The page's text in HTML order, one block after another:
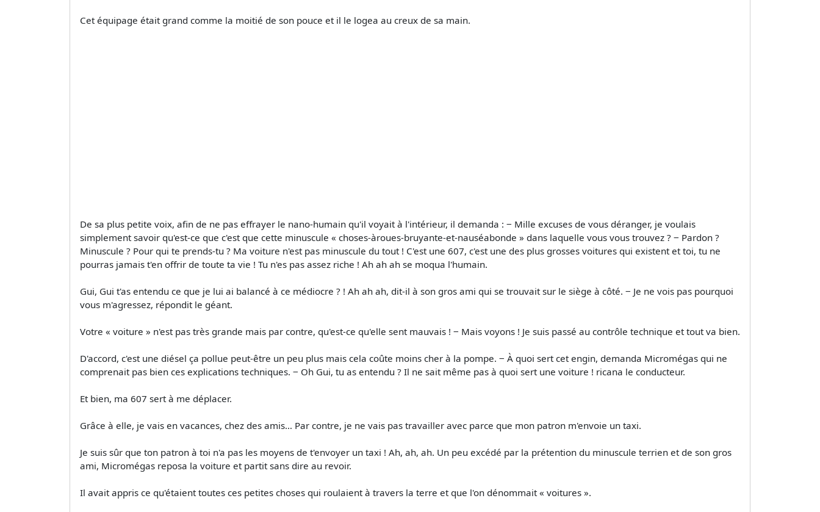
Cet équipage était grand comme la moitié de son pouce et il le logea au creux de sa main.
De sa plus petite voix, afin de ne pas effrayer le nano-humain qu'il voyait à l'intérieur, il demanda : ‒ Mille excuses de vous déranger, je voulais
simplement savoir qu'est-ce que c'est que cette minuscule « choses-àroues-bruyante-et-nauséabonde » dans laquelle vous vous trouvez ? ‒ Pardon ?
Minuscule ? Pour qui te prends-tu ? Ma voiture n'est pas minuscule du tout ! C'est une 607, c'est une des plus grosses voitures qui existent et toi, tu ne
pourras jamais t'en offrir de toute ta vie ! Tu n'es pas assez riche ! Ah ah ah se moqua l'humain.
Gui, Gui t'as entendu ce que je lui ai balancé à ce médiocre ? ! Ah ah ah, dit-il à son gros ami qui se trouvait sur le siège à côté. ‒ Je ne vois pas pourquoi
vous m'agressez, répondit le géant.
Votre « voiture » n'est pas très grande mais par contre, qu'est-ce qu'elle sent mauvais ! ‒ Mais voyons ! Je suis passé au contrôle technique et tout va bien.
D'accord, c'est une diésel ça pollue peut-être un peu plus mais cela coûte moins cher à la pompe. ‒ À quoi sert cet engin, demanda Micromégas qui ne
comprenait pas bien ces explications techniques. ‒ Oh Gui, tu as entendu ? Il ne sait même pas à quoi sert une voiture ! ricana le conducteur.
Et bien, ma 607 sert à me déplacer.
Grâce à elle, je vais en vacances, chez des amis… Par contre, je ne vais pas travailler avec parce que mon patron m'envoie un taxi.
Je suis sûr que ton patron à toi n'a pas les moyens de t'envoyer un taxi ! Ah, ah, ah. Un peu excédé par la prétention du minuscule terrien et de son gros
ami, Micromégas reposa la voiture et partit sans dire au revoir.
Il avait appris ce qu'étaient toutes ces petites choses qui roulaient à travers la terre et que l'on dénommait « voitures ».